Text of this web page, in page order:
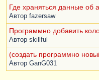
Где храняться данные об
Автор fazersaw
Программно добавить
Автор skillful
(создать программно
Автор GanG031